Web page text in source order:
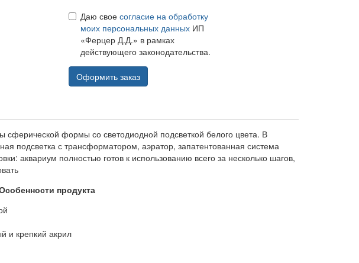
Даю свое согласие на обработку
моих персональных данныхИП
«Ферцер Д.Д.» в рамках
действующего законодательства.
Оформить заказ
сферической формы со светодиодной подсветкой белого цвета. В
подсветка с трансформатором, аэратор, запатентованная система
аквариум полностью готов к использованию всего за несколько шагов,
продукта
и крепкий акрил